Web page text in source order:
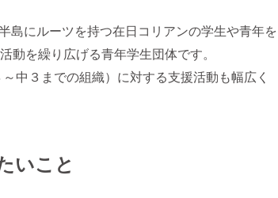
島にルーツを持つ在日コリアンの学生や青年を
動を繰り広げる青年学生団体です。
中３までの組織）に対する支援活動も幅広く
いこと